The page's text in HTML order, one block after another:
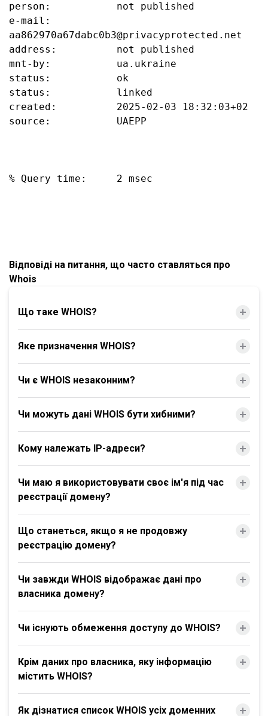
person:           not published
e-mail:
aa862970a67dabc0b3@privacyprotected.net
address:          not published
mnt-by:           ua.ukraine
status:           ok
status:           linked
created:          2025-02-03 18:32:03+02
source:           UAEPP
% Query time:     2 msec
Відповіді на питання, що часто ставляться про
Whois
Що таке WHOIS?
Яке призначення WHOIS?
Чи є WHOIS незаконним?
Чи можуть дані WHOIS бути хибними?
Кому належать IP-адреси?
Чи маю я використовувати своє ім'я під час
реєстрації домену?
Що станеться, якщо я не продовжу
реєстрацію домену?
Чи завжди WHOIS відображає дані про
власника домену?
Чи існують обмеження доступу до WHOIS?
Крім даних про власника, яку інформацію
містить WHOIS?
Як дізнатися список WHOIS усіх доменних